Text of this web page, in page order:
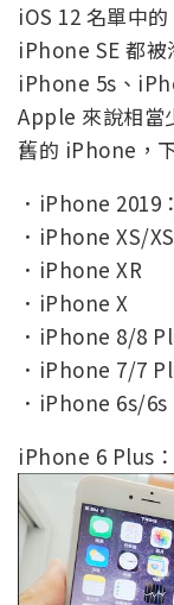
iOS 12 名單中
iPhone SE 都被
iPhone 5s、
Apple 來說相當
舊的 iPhone，
．iPhone
．iPhone XS/
．iPhone XR
．iPhone X
．iPhone 8/8
．iPhone 7/7
．iPhone 6s/
iPhone 6 Plus：